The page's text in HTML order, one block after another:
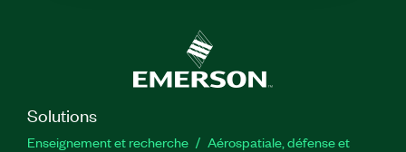
Solutions
Enseignement et recherche
Aérospatiale, défense et